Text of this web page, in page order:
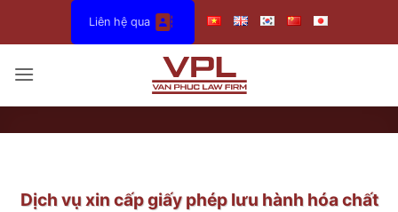
dung
Liên hệ qua
Dịch vụ xin cấp giấy phép lưu hành hóa chất